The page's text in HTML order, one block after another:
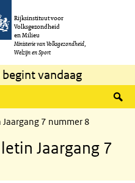
Rijksinstituut voor
Volksgezondheid
en Milieu
Ministerie van Volksgezondheid,
Welzijn en Sport
begint vandaag
7 nummer 8
Jaargang 7